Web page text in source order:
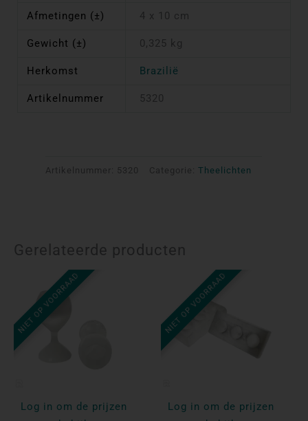
Afmetingen (±) 4 x 10 cm
Gewicht (±) 0,325 kg
Herkomst Brazilië
Artikelnummer 5320
Artikelnummer: 5320 Categorie: Theelichten
Gerelateerde producten
NIET OP VOORRAAD
Log in om de prijzen
NIET OP VOORRAAD
Log in om de prijzen